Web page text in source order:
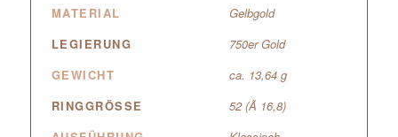
MATERIAL
Gelbgold
LEGIERUNG
750er Gold
GEWICHT
ca. 13,64 g
RINGGRÖSSE
52 (Ã 16,8)